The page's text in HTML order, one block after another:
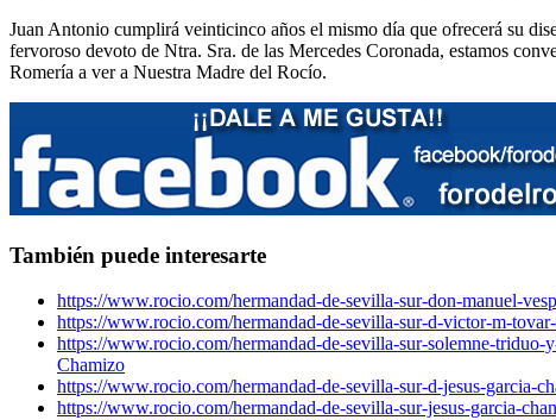
Juan Antonio cumplirá veinticinco años el mismo día que ofrecerá su
fervoroso devoto de Ntra. Sra. de las Mercedes Coronada, estamos
Romería a ver a Nuestra Madre del Rocío.
También puede interesarte
https://www.rocio.com/hermandad-de-sevilla-sur-don-manuel-
https://www.rocio.com/hermandad-de-sevilla-sur-d-victor-m-
https://www.rocio.com/hermandad-de-sevilla-sur-solemne-
Chamizo
https://www.rocio.com/hermandad-de-sevilla-sur-d-jesus-garcia-
https://www.rocio.com/hermandad-de-sevilla-sur-jesus-garcia-